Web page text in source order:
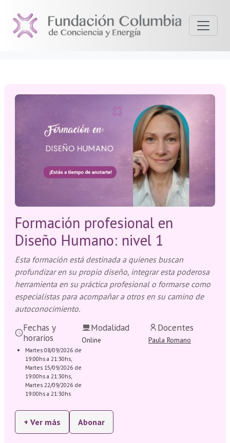
Formación profesional en
Diseño Humano: nivel 1
Esta formación está destinada a quienes buscan
profundizar en su propio diseño, integrar esta poderosa
herramienta en su práctica profesional o formarse como
especialistas para acompañar a otros en su camino de
autoconocimiento.
Fechas y
horarios
Martes 08/09/2026 de
19:00hs a 21:30hs,
Martes 15/09/2026 de
19:00hs a 21:30hs,
Martes 22/09/2026 de
19:00hs a 21:30hs
Modalidad
Online
Docentes
Paula Romano
+ Ver más Abonar